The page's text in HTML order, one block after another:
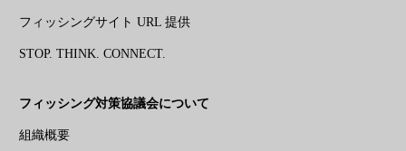
フィッシングサイト URL 提供
STOP. THINK. CONNECT.
フィッシング対策協議会について
組織概要